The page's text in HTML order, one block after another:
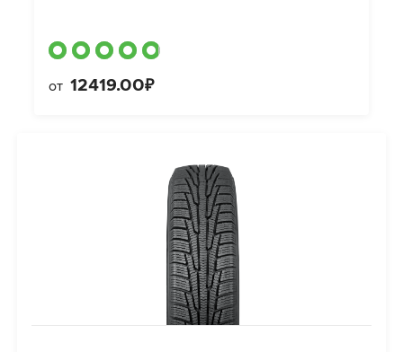
от 12419.00₽
Ikon Nordman RS2 SUV (Character Snow 2 SUV)